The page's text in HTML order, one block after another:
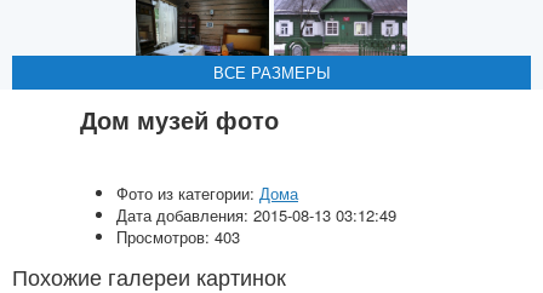
ВСЕ РАЗМЕРЫ
ВСЕ РАЗМЕРЫ
Дом музей фото
Фото из категории: Дома
Дата добавления: 2015-08-13 03:12:49
Просмотров: 403
Похожие галереи картинок